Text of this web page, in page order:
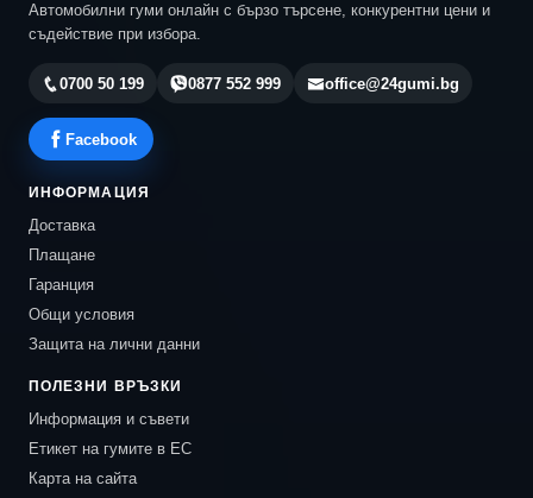
Автомобилни гуми онлайн с бързо търсене, конкурентни цени и
съдействие при избора.
0700 50 199 0877 552 999 office@24gumi.bg
Facebook
ИНФОРМАЦИЯ
Доставка
Плащане
Гаранция
Общи условия
Защита на лични данни
ПОЛЕЗНИ ВРЪЗКИ
Информация и съвети
Етикет на гумите в ЕС
Карта на сайта